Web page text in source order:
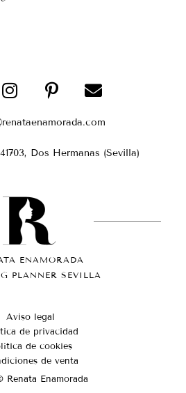
Dos Hermanas (Sevilla)
ENAMORADA
PLANNER SEVILLA
Aviso legal
de privacidad
de cookies
de venta
Renata Enamorada